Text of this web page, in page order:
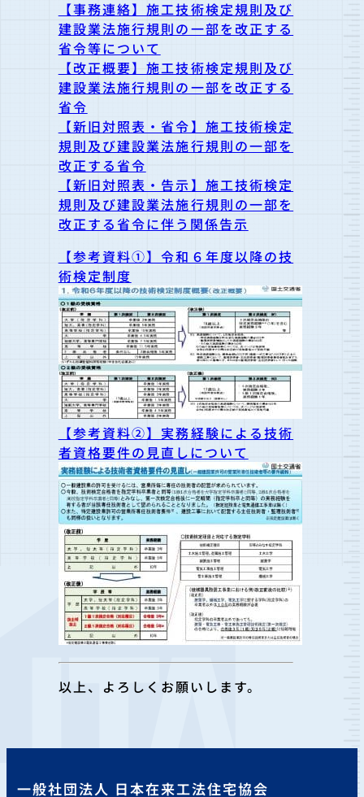
【事務連絡】施工技術検定規則及び
建設業法施行規則の一部を改正する
省令等について
【改正概要】施工技術検定規則及び
建設業法施行規則の一部を改正する
省令
【新旧対照表・省令】施工技術検定
規則及び建設業法施行規則の一部を
改正する省令
【新旧対照表・告示】施工技術検定
規則及び建設業法施行規則の一部を
改正する省令に伴う関係告示
【参考資料①】令和６年度以降の技
術検定制度
【参考資料②】実務経験による技術
者資格要件の見直しについて
以上、よろしくお願いします。
一般社団法人 日本在来工法住宅協会